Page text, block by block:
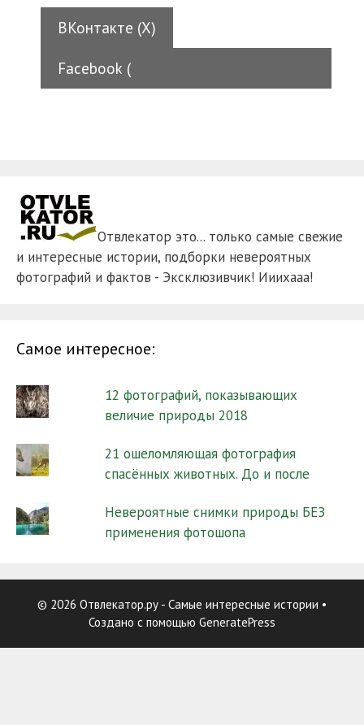
ВКонтакте (X)
Facebook (
Отвлекатор это... только самые свежие
и интересные истории, подборки невероятных
фотографий и фактов - Эксклюзивчик! Ииихааа!
Самое интересное:
12 фотографий, показывающих
величие природы 2018
21 ошеломляющая фотография
спасённых животных. До и после
Невероятные снимки природы БЕЗ
применения фотошопа
© 2026 Отвлекатор.ру - Самые интересные истории •
Создано с помощью GeneratePress